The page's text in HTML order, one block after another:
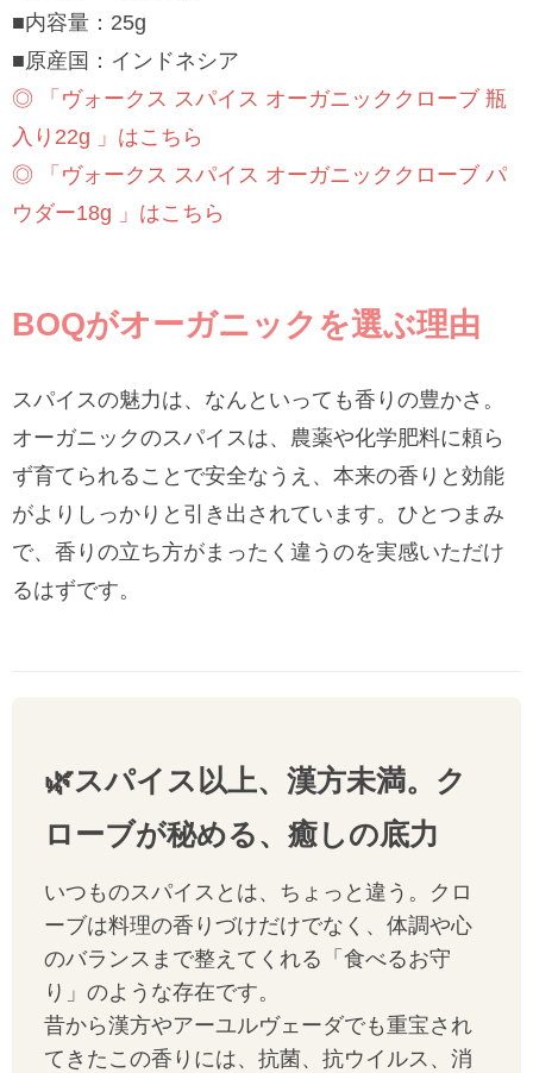
■内容量：25g
■原産国：インドネシア
◎ 「ヴォークス スパイス オーガニッククローブ 瓶
入り22g 」はこちら
◎ 「ヴォークス スパイス オーガニッククローブ パ
ウダー18g 」はこちら
BOQがオーガニックを選ぶ理由
スパイスの魅力は、なんといっても香りの豊かさ。
オーガニックのスパイスは、農薬や化学肥料に頼ら
ず育てられることで安全なうえ、本来の香りと効能
がよりしっかりと引き出されています。ひとつまみ
で、香りの立ち方がまったく違うのを実感いただけ
るはずです。
🌿スパイス以上、漢方未満。ク
ローブが秘める、癒しの底力
いつものスパイスとは、ちょっと違う。クロ
ーブは料理の香りづけだけでなく、体調や心
のバランスまで整えてくれる「食べるお守
り」のような存在です。
昔から漢方やアーユルヴェーダでも重宝され
てきたこの香りには、抗菌、抗ウイルス、消